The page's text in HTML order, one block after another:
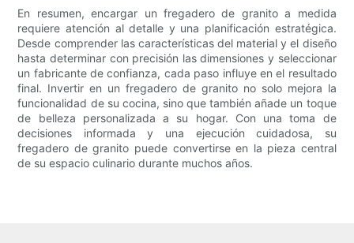
En resumen, encargar un fregadero de granito a medida
requiere atención al detalle y una planificación estratégica.
Desde comprender las características del material y el diseño
hasta determinar con precisión las dimensiones y seleccionar
un fabricante de confianza, cada paso influye en el resultado
final. Invertir en un fregadero de granito no solo mejora la
funcionalidad de su cocina, sino que también añade un toque
de belleza personalizada a su hogar. Con una toma de
decisiones informada y una ejecución cuidadosa, su
fregadero de granito puede convertirse en la pieza central
de su espacio culinario durante muchos años.